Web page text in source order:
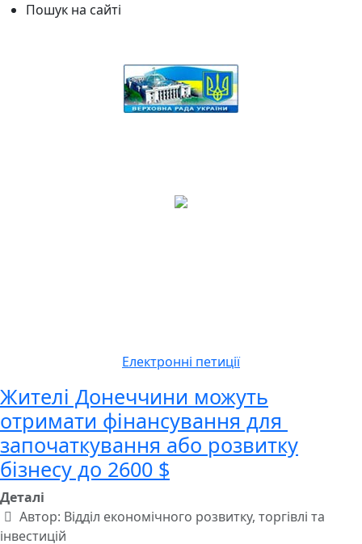
Пошук на сайті
Електронні петиції
Жителі Донеччини можуть
отримати фінансування для
започаткування або розвитку
бізнесу до 2600 $
Деталі
Автор: Відділ економічного розвитку, торгівлі та
інвестицій